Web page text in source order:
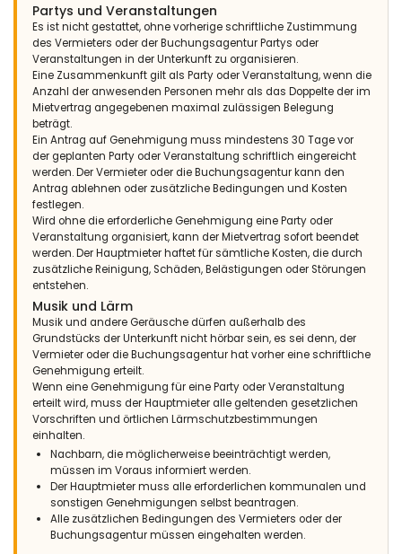
Partys und Veranstaltungen
Es ist nicht gestattet, ohne vorherige schriftliche Zustimmung
des Vermieters oder der Buchungsagentur Partys oder
Veranstaltungen in der Unterkunft zu organisieren.
Eine Zusammenkunft gilt als Party oder Veranstaltung, wenn die
Anzahl der anwesenden Personen mehr als das Doppelte der im
Mietvertrag angegebenen maximal zulässigen Belegung
beträgt.
Ein Antrag auf Genehmigung muss mindestens 30 Tage vor
der geplanten Party oder Veranstaltung schriftlich eingereicht
werden. Der Vermieter oder die Buchungsagentur kann den
Antrag ablehnen oder zusätzliche Bedingungen und Kosten
festlegen.
Wird ohne die erforderliche Genehmigung eine Party oder
Veranstaltung organisiert, kann der Mietvertrag sofort beendet
werden. Der Hauptmieter haftet für sämtliche Kosten, die durch
zusätzliche Reinigung, Schäden, Belästigungen oder Störungen
entstehen.
Musik und Lärm
Musik und andere Geräusche dürfen außerhalb des
Grundstücks der Unterkunft nicht hörbar sein, es sei denn, der
Vermieter oder die Buchungsagentur hat vorher eine schriftliche
Genehmigung erteilt.
Wenn eine Genehmigung für eine Party oder Veranstaltung
erteilt wird, muss der Hauptmieter alle geltenden gesetzlichen
Vorschriften und örtlichen Lärmschutzbestimmungen
einhalten.
Nachbarn, die möglicherweise beeinträchtigt werden,
müssen im Voraus informiert werden.
Der Hauptmieter muss alle erforderlichen kommunalen und
sonstigen Genehmigungen selbst beantragen.
Alle zusätzlichen Bedingungen des Vermieters oder der
Buchungsagentur müssen eingehalten werden.